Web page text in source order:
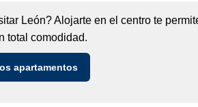
León? Alojarte en el centro te
total comodidad.
apartamentos